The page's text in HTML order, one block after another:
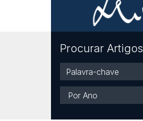
Procurar Artigos
Palavra-
chave
Ano